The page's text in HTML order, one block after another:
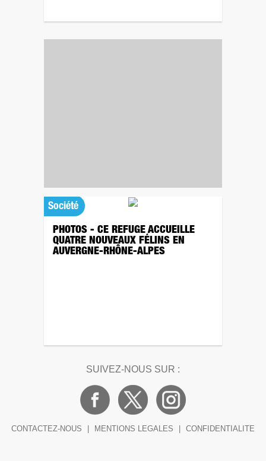
Société
PHOTOS - CE REFUGE ACCUEILLE
QUATRE NOUVEAUX FÉLINS EN
AUVERGNE-RHÔNE-ALPES
SUIVEZ-NOUS SUR :
CONTACTEZ-NOUS MENTIONS LEGALES CONFIDENTIALITE